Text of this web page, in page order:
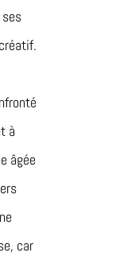
à
âgée
car